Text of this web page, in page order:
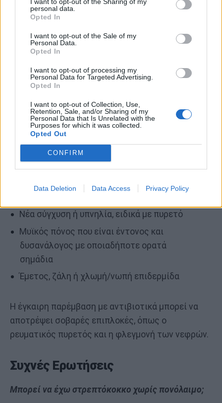
personal data.
Opted In
I want to opt-out of the Sale of my
Personal Data.
Opted In
I want to opt-out of processing my
Personal Data for Targeted Advertising.
Opted In
I want to opt-out of Collection, Use,
Retention, Sale, and/or Sharing of my
Personal Data that Is Unrelated with the
Purposes for which it was collected.
Opted Out
CONFIRM
Data Deletion Data Access Privacy Policy
προειδοποιητικά σημάδια που
πρέπει να μην αγνοηθούν;
Αν και ορισμένες στρεπτοκοκκικές λοιμώξεις
ξεκινούν με ήπια συμπτώματα, μπορούν να
εξελιχθούν γρήγορα. Τα ακόλουθα σημάδια
αξιολόγηση:
Πονόλαιμος που διαρκεί περισσότερο από
δύο μέρες με πυρετό
Ερυθρότητα του δέρματος που
εξαπλώνεται ή γίνεται όλο και πιο
Νέα σύγχυση ή υπνηλία, ειδικά με πυρετό
Μυϊκός πόνος που είναι έντονος και
δυσανάλογος με οποιαδήποτε ορατά
σημάδια
Έμετος, ζάλη ή χλωμή/νωπή επιδερμίδα
Η έγκαιρη παρέμβαση με αντιβιοτικά μπορεί να
αποτρέψει σοβαρές επιπλοκές, όπως ο
ρευματικός πυρετός και η φλεγμονή των νεφρών.
Συχνές Ερωτήσεις
Μπορεί να έχω στρεπτόκοκκο χωρίς πονόλαιμο;